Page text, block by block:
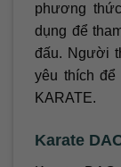
phương
dụng để
đấu. Người
yêu thích
KARATE.
Karate